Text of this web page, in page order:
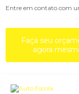
Entre em contato com
Faça seu
agora